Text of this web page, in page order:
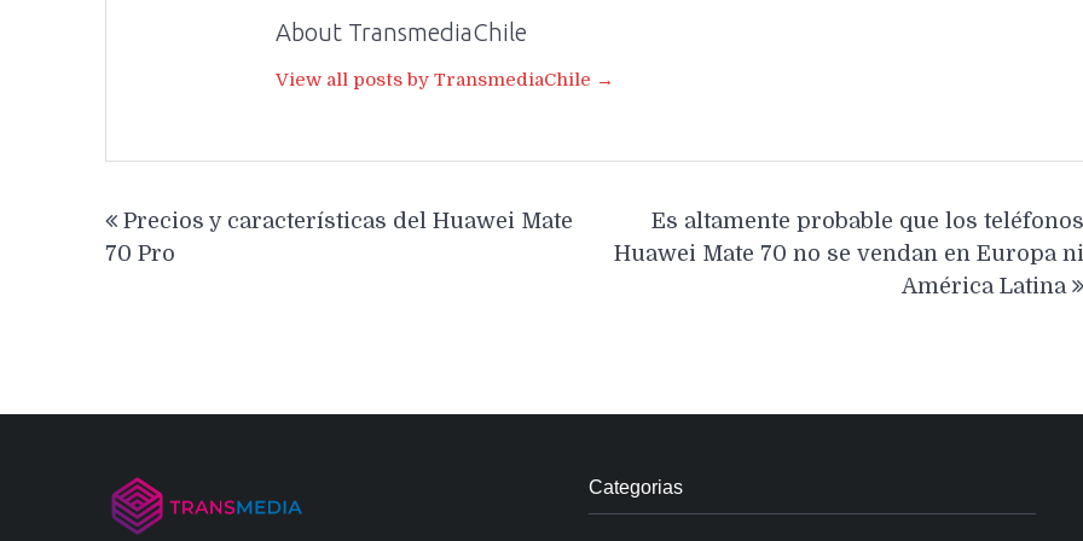
About TransmediaChile
View all posts by TransmediaChile →
de
Precios y características del Huawei Mate
70 Pro
Es altamente probable que los teléfonos
Huawei Mate 70 no se vendan en Europa ni
América Latina
Categorias